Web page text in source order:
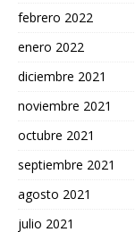
febrero 2022
enero 2022
diciembre 2021
noviembre 2021
octubre 2021
septiembre 2021
agosto 2021
julio 2021